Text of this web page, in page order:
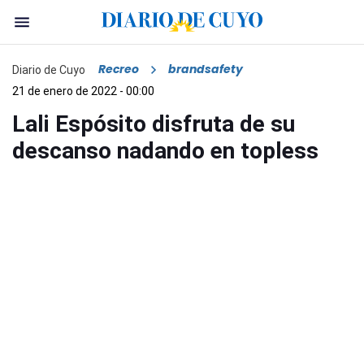
Diario de Cuyo Recreo brandsafety
21 de enero de 2022 - 00:00
Lali Espósito disfruta de su
descanso nadando en topless